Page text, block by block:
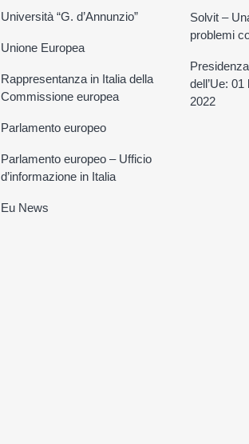
Università “G. d’Annunzio”
Unione Europea
Rappresentanza in Italia della
Commissione europea
Parlamento europeo
Parlamento europeo – Ufficio
d’informazione in Italia
Eu News
Solvit –
problemi
dell’Ue:
2022